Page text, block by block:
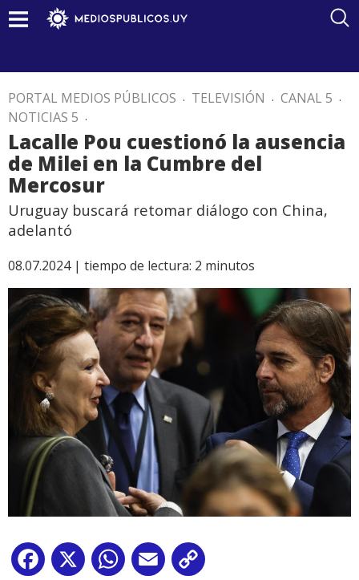
PORTAL MEDIOS PÚBLICOS . TELEVISIÓN . CANAL 5 .
NOTICIAS 5 .
Lacalle Pou cuestionó la ausencia
de Milei en la Cumbre del
Mercosur
Uruguay buscará retomar diálogo con China,
adelantó
08.07.2024 | tiempo de lectura: 2 minutos
Facebook
X WhatsApp
Email